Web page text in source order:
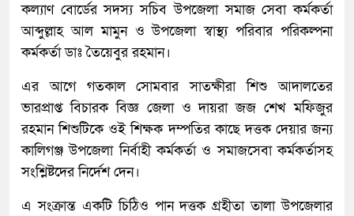
কল্যাণ বোর্ডের সদস্য সচিব উপজেলা সমাজ সেবা কর্মকর্তা
আব্দুল্লাহ আল মামুন ও উপজেলা স্বাস্থ্য পরিবার পরিকল্পনা
কর্মকর্তা ডাঃ তৈয়েবুর রহমান।
এর আগে গতকাল সোমবার সাতক্ষীরা শিশু আদালতের
ভারপ্রাপ্ত বিচারক বিজ্ঞ জেলা ও দায়রা জজ শেখ মফিজুর
রহমান শিশুটিকে ওই শিক্ষক দম্পতির কাছে দত্তক দেয়ার জন্য
কালিগঞ্জ উপজেলা নির্বাহী কর্মকর্তা ও সমাজসেবা কর্মকর্তাসহ
সংশ্লিষ্টদের নির্দেশ দেন।
এ সংক্রান্ত একটি চিঠিও পান দত্তক গ্রহীতা তালা উপজেলার